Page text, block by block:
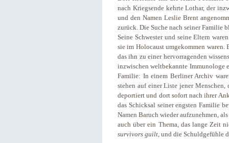
nach Kriegsende kehrte Lothar, der
und den Namen Leslie Brent
zurück. Die Suche nach seiner Familie
Seine Schwester und seine Eltern
sie im Holocaust umgekommen
das ihn zu einer hervorragenden
inzwischen weltbekannte Immunologe
Familie: In einem Berliner Archiv
stehen auf einer Liste jener
deportiert und dort sofort nach ihrer
das Schicksal seiner engsten Familie
Namen Baruch wieder aufzunehmen,
auch über ein Thema, das lange Zeit
survivors guilt , und die Schuldgefühle